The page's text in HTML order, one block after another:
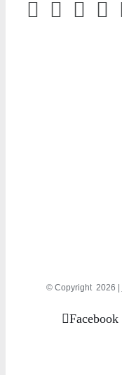
© Copyright 2026 |
Facebook